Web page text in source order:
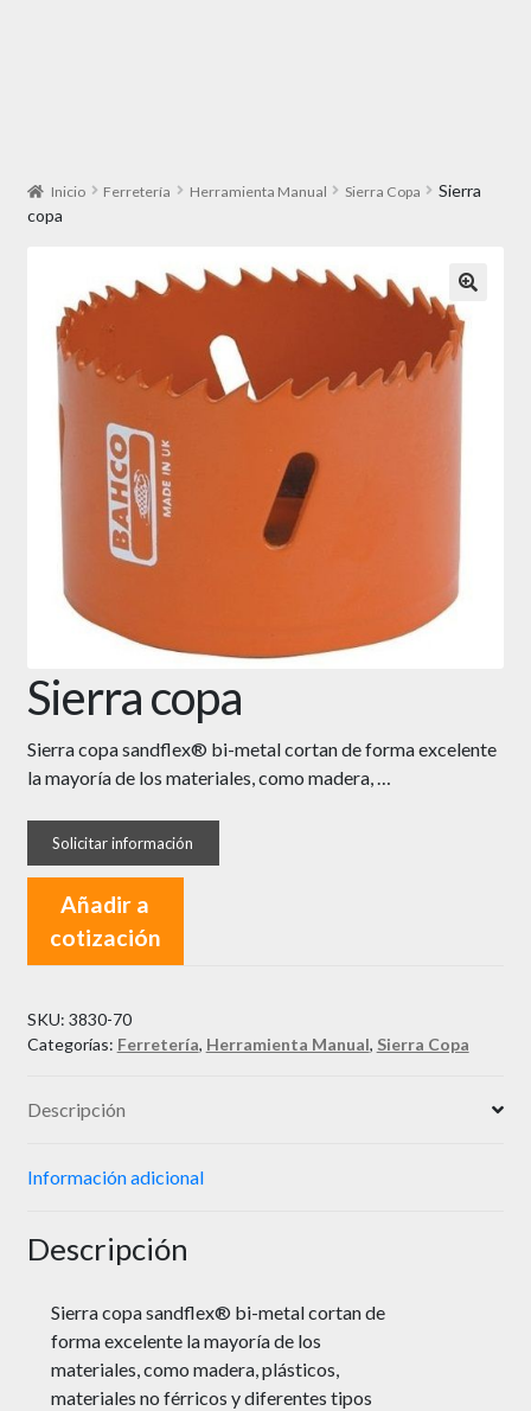
Inicio Ferretería Herramienta Manual Sierra Copa
Sierra
copa
🔍
Sierra copa
Sierra copa sandflex® bi-metal cortan de forma excelente
la mayoría de los materiales, como madera, …
Añadir a
cotización
SKU: 3830-70
Categorías: Ferretería, Herramienta Manual, Sierra Copa
Descripción
Información adicional
Descripción
Sierra copa sandflex® bi-metal cortan de
forma excelente la mayoría de los
materiales, como madera, plásticos,
materiales no férricos y diferentes tipos